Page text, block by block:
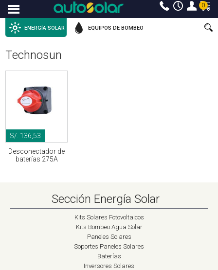
Menu 0
ENERGÍA SOLAR EQUIPOS DE BOMBEO
Technosun
S/. 136,53
Desconectador de
baterías 275A
Sección Energía Solar
Kits Solares Fotovoltaicos
Kits Bombeo Agua Solar
Paneles Solares
Soportes Paneles Solares
Baterías
Inversores Solares